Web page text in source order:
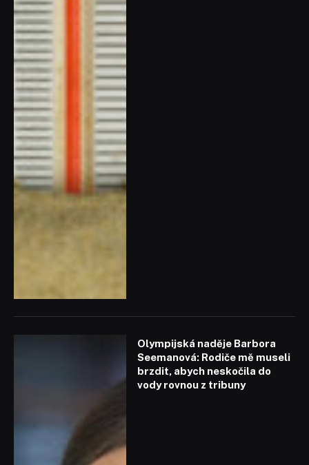
Olympijská naděje Barbora
Seemanová: Rodiče mě museli
brzdit, abych neskočila do
vody rovnou z tribuny